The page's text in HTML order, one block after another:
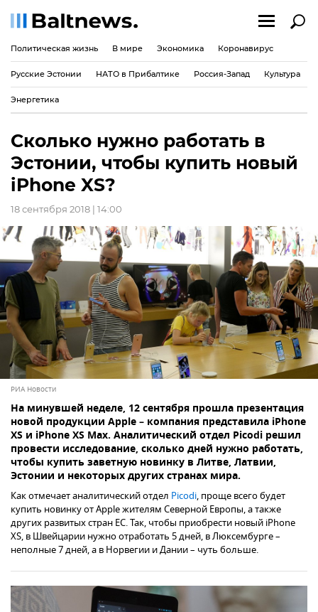
Политическая жизнь В мире Экономика Коронавирус
Русские Эстонии НАТО в Прибалтике Россия-Запад Культура
Энергетика
Сколько нужно работать в
Эстонии, чтобы купить новый
iPhone XS?
18 сентября 2018 | 14:00
РИА Новости
На минувшей неделе, 12 сентября прошла презентация
новой продукции Apple – компания представила iPhone
XS и iPhone XS Max. Аналитический отдел Picodi решил
провести исследование, сколько дней нужно работать,
чтобы купить заветную новинку в Литве, Латвии,
Эстонии и некоторых других странах мира.
Как отмечает аналитический отдел Picodi, проще всего будет
купить новинку от Apple жителям Северной Европы, а также
других развитых стран ЕС. Так, чтобы приобрести новый iPhone
XS, в Швейцарии нужно отработать 5 дней, в Люксембурге –
неполные 7 дней, а в Норвегии и Дании – чуть больше.